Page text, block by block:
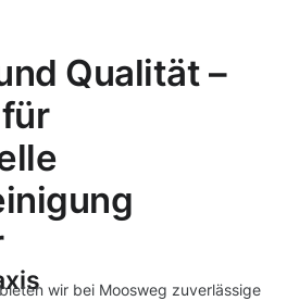
Qualität –
wir bei Moosweg zuverlässige